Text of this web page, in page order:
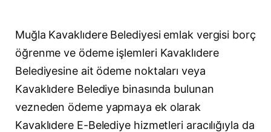
Muğla Kavaklıdere Belediyesi emlak vergisi borç
öğrenme ve ödeme işlemleri Kavaklıdere
Belediyesine ait ödeme noktaları veya
Kavaklıdere Belediye binasında bulunan
vezneden ödeme yapmaya ek olarak
Kavaklıdere E-Belediye hizmetleri aracılığıyla da